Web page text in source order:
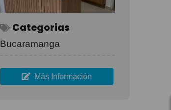
Categorias
Bucaramanga
Más Información